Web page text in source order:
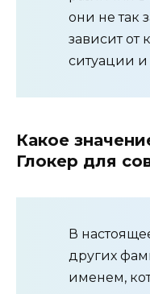
они не так
зависит от
ситуации
Какое
Глокер для
В
других
именем,